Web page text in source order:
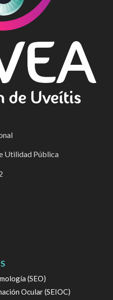
Utilidad Pública
(SEO)
Ocular (SEIOC)